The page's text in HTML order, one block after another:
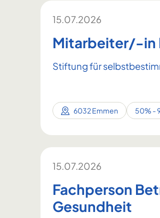
15.07.2026
Mitarbeiter/-in
Stiftung für
6032 Emmen 50% -
15.07.2026
Fachperson
Gesundheit